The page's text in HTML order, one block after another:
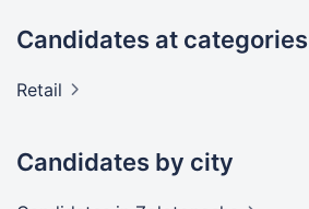
Candidates at categories
Retail
Candidates by city